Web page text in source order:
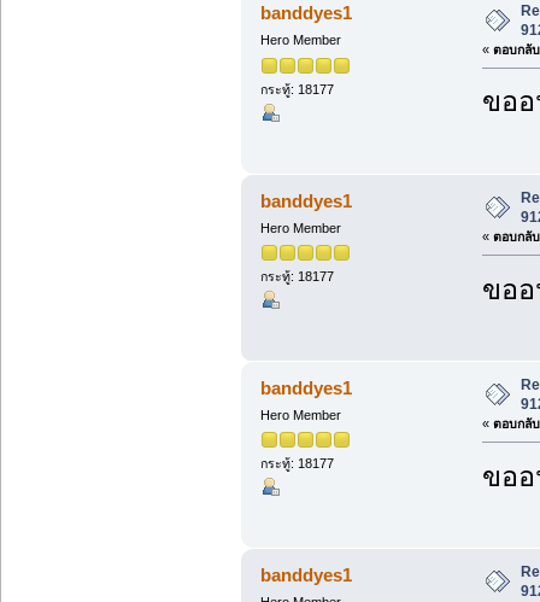
banddyes1
Hero Member
กระทู้: 18177
« ตอบกลั
ขอ
banddyes1
Hero Member
กระทู้: 18177
« ตอบกลั
ขอ
banddyes1
Hero Member
กระทู้: 18177
« ตอบกลั
ขอ
banddyes1